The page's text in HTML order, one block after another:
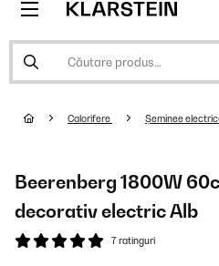
Calorifere Șeminee
Beerenberg 1800W
decorativ electric Alb
7 ratinguri